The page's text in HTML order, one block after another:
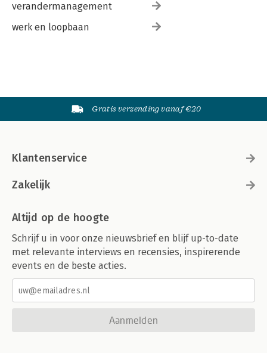
verandermanagement
werk en loopbaan
Gratis verzending vanaf €20
Klantenservice
Zakelijk
Altijd op de hoogte
Schrijf u in voor onze nieuwsbrief en blijf up-to-date
met relevante interviews en recensies, inspirerende
events en de beste acties.
Aanmelden